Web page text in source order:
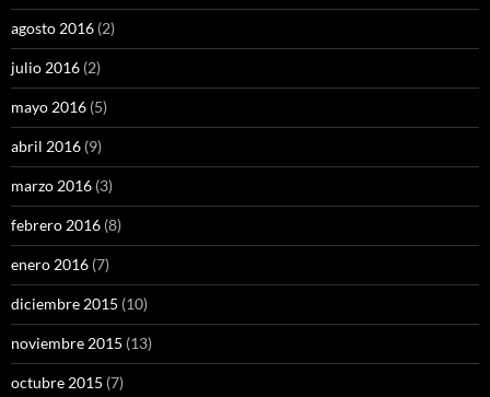
agosto 2016 (2)
julio 2016 (2)
mayo 2016 (5)
abril 2016 (9)
marzo 2016 (3)
febrero 2016 (8)
enero 2016 (7)
diciembre 2015 (10)
noviembre 2015 (13)
octubre 2015 (7)